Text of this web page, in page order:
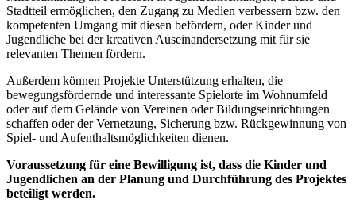
Stadtteil ermöglichen, den Zugang zu Medien verbessern bzw. den
kompetenten Umgang mit diesen befördern, oder Kinder und
Jugendliche bei der kreativen Auseinandersetzung mit für sie
relevanten Themen fördern.
Außerdem können Projekte Unterstützung erhalten, die
bewegungsfördernde und interessante Spielorte im Wohnumfeld
oder auf dem Gelände von Vereinen oder Bildungseinrichtungen
schaffen oder der Vernetzung, Sicherung bzw. Rückgewinnung von
Spiel- und Aufenthaltsmöglichkeiten dienen.
Voraussetzung für eine Bewilligung ist, dass die Kinder und
Jugendlichen an der Planung und Durchführung des Projektes
beteiligt werden.